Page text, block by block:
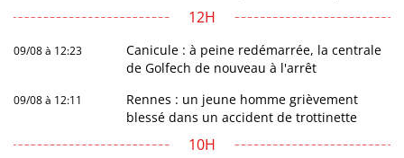
12H
09/08 à 12:23
Canicule : à peine redémarrée, la centrale
de Golfech de nouveau à l'arrêt
09/08 à 12:11
Rennes : un jeune homme grièvement
blessé dans un accident de trottinette
10H